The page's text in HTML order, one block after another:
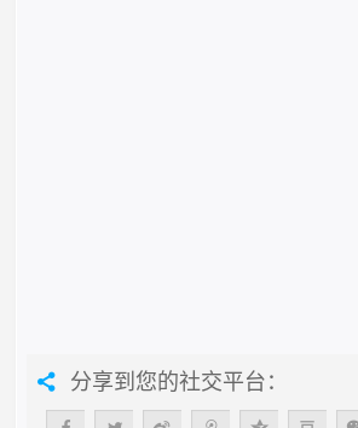
分享到您的社交平台：